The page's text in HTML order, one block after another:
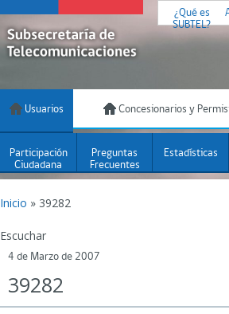
¿Qué es
SUBTEL?
Usuarios Concesionarios y
Participación
Ciudadana
Preguntas
Frecuentes
Estadísticas
Inicio » 39282
Escuchar
4 de Marzo de 2007
39282